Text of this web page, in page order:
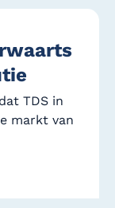
TDS in
markt van